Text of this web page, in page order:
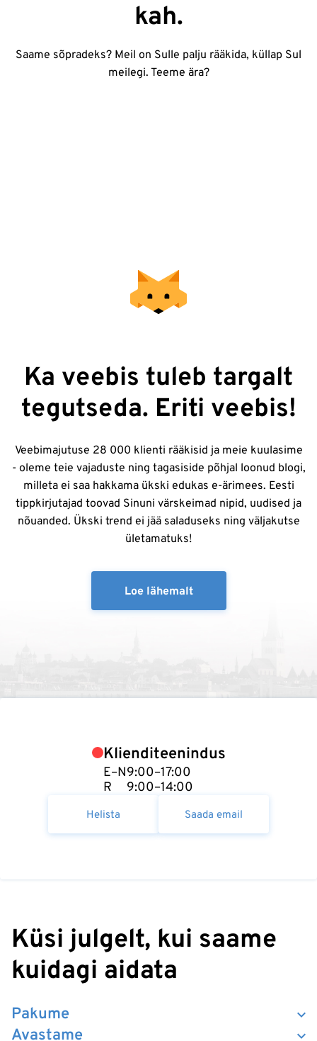
kah.
Saame sõpradeks? Meil on Sulle palju rääkida, küllap Sul
meilegi. Teeme ära?
Ka veebis tuleb targalt
tegutseda. Eriti veebis!
Veebimajutuse 28 000 klienti rääkisid ja meie kuulasime
- oleme teie vajaduste ning tagasiside põhjal loonud blogi,
milleta ei saa hakkama ükski edukas e-ärimees. Eesti
tippkirjutajad toovad Sinuni värskeimad nipid, uudised ja
nõuanded. Ükski trend ei jää saladuseks ning väljakutse
ületamatuks!
Loe lähemalt
Klienditeenindus
E–N
R
9:00–17:00
9:00–14:00
Helista Saada email
Küsi julgelt, kui saame
kuidagi aidata
Pakume
Avastame